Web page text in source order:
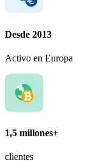
Desde 2013
Activo en Europa
1,5 millones+
clientes